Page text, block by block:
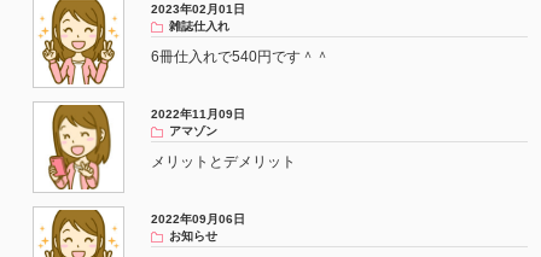
2023年02月01日
雑誌仕入れ
6冊仕入れで540円です＾＾
2022年11月09日
アマゾン
メリットとデメリット
2022年09月06日
お知らせ